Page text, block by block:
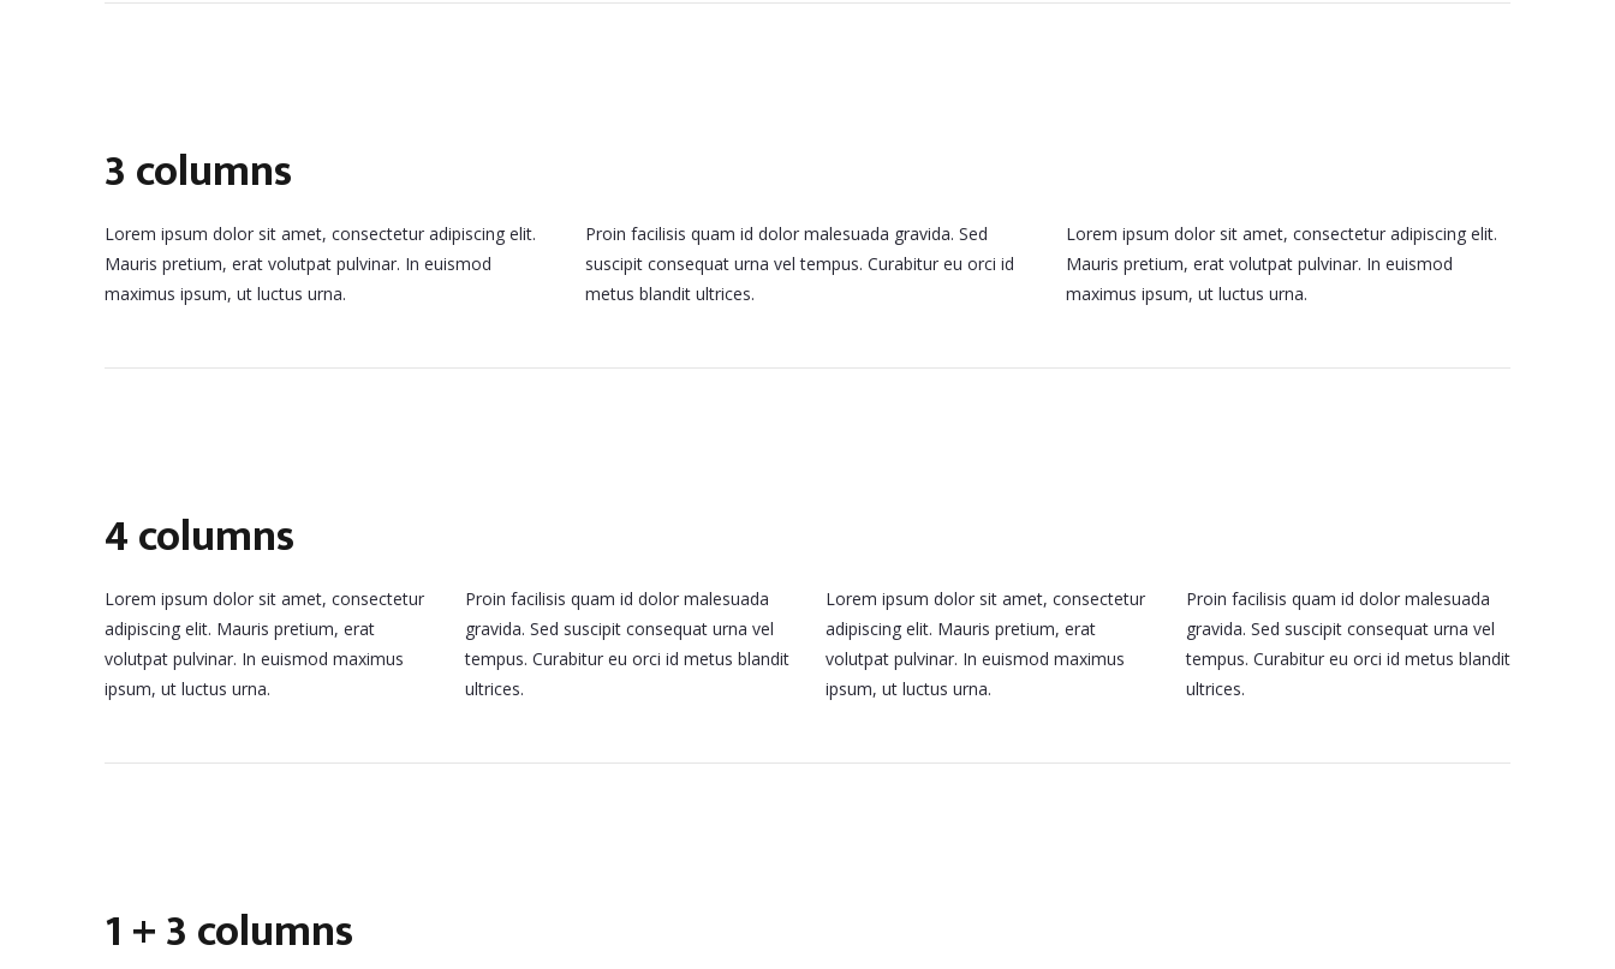
3 columns
Lorem ipsum dolor sit amet, consectetur adipiscing elit.
Mauris pretium, erat volutpat pulvinar. In euismod
maximus ipsum, ut luctus urna.
Proin facilisis quam id dolor malesuada gravida. Sed
suscipit consequat urna vel tempus. Curabitur eu orci id
metus blandit ultrices.
Lorem ipsum dolor sit amet, consectetur adipiscing elit.
Mauris pretium, erat volutpat pulvinar. In euismod
maximus ipsum, ut luctus urna.
4 columns
Lorem ipsum dolor sit amet, consectetur
adipiscing elit. Mauris pretium, erat
volutpat pulvinar. In euismod maximus
ipsum, ut luctus urna.
Proin facilisis quam id dolor malesuada
gravida. Sed suscipit consequat urna vel
tempus. Curabitur eu orci id metus blandit
ultrices.
Lorem ipsum dolor sit amet, consectetur
adipiscing elit. Mauris pretium, erat
volutpat pulvinar. In euismod maximus
ipsum, ut luctus urna.
Proin facilisis quam id dolor malesuada
gravida. Sed suscipit consequat urna vel
tempus. Curabitur eu orci id metus blandit
ultrices.
1 + 3 columns